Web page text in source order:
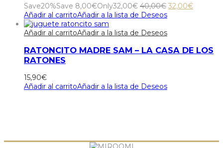
Save20%Save 8,00€Only32,00€ 40,00€ El
32,00€El
Añadir al carritoAñadir a la lista de Deseos
Añadir al carritoAñadir a la lista de Deseos
RATONCITO MADRE SAM – LA CASA DE LOS
RATONES
15,90€
Añadir al carritoAñadir a la lista de Deseos